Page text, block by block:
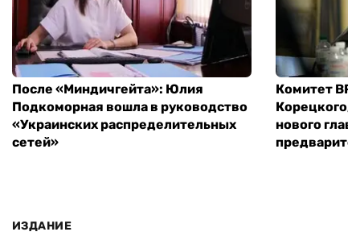
После «Миндичгейта»: Юлия
Подкоморная вошла в руководство
«Украинских распределительных
сетей»
Комитет ВР
Корецкого,
нового
ИЗДАНИЕ